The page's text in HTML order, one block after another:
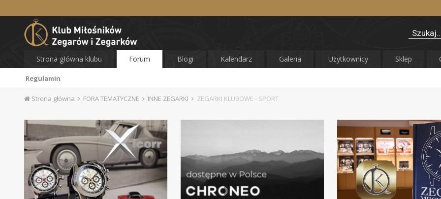
Strona główna klubu Forum
Regulamin
Blogi Kalendarz Galeria Użytkownicy Sklep
Strona główna FORA TEMATYCZNE INNE ZEGARKI ZEGARKI KLUBOWE - SPORT